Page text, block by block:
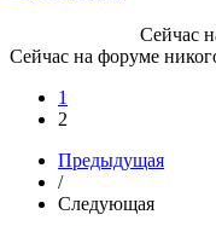
Сейчас
Сейчас на форуме
1
2
Предыдущая
/
Следующая